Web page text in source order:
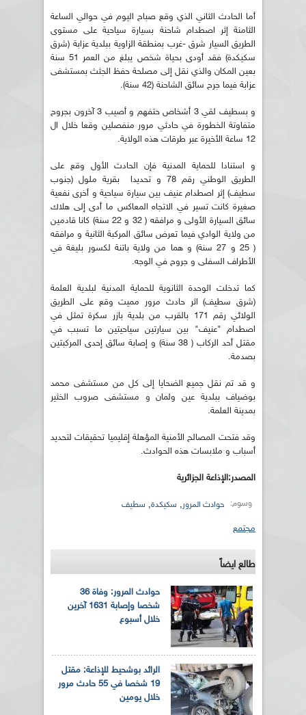
أما الحادث الثاني الذي وقع صباح اليوم في حوالي الساعة
الثامنة إثر اصطدام شاحنة بسيارة سياحية على مستوى
الطريق السيار شرق -غرب بمنطقة الزاوية ببلدية عزابة (شرق
سكيكدة) فقد أودى بحياة شخص يبلغ من العمر 51 سنة
بعين المكان والذي نقل إلى مصلحة حفظ الجثث بمستشفى
عزابة فيما جرح سائق الشاحنة (42 سنة).
و بسطيف لقي 3 أشخاص حتفهم و أصيب 3 آخرون بجروح
متفاوتة الخطورة في حادثي مرور منفصلين وقعا خلال ال
12 ساعة الأخيرة عبر طرقات هذه الولاية.
و استنادا للحماية المدنية فإن الحادث الأول وقع على
الطريق الوطني رقم 78 و تحديدا بقرية ملول (جنوب
سطيف) إثر اصطدام عنيف بين سيارة سياحية و أخرى نفعية
صغيرة كانت تسير في الاتجاه المعاكس ما أدى إلى هلاك
سائق السيارة الأولى و مرافقه ( 32 و 22 سنة) كانا قادمين
من ولاية الوادي فيما تعرض سائق المركبة الثانية و مرافقه
( 25 و 27 سنة) و هما من ولاية باتنة لكسور بليغة في
الأطراف السفلى و جروح في الوجه.
كما تدخلت الوحدة الثانوية للحماية المدنية لبلدية العلمة
(شرق سطيف) اثر حادث مرور مميت وقع على الطريق
الولائي رقم 171 بالقرب من بلدية بازر سكرة تمثل في
اصطدام "عنيف" بين سيارتين سياحيتين ما تسبب في
مقتل أحد الركاب ( 38 سنة) و إصابة سائق إحدى المركبتين
بصدمة.
و قد تم نقل جميع الضحايا إلى كل من مستشفى محمد
بوضياف ببلدية عين ولمان و مستشفى صروب الخثير
بمدينة العلمة.
وقد فتحت المصالح الأمنية المؤهلة إقليميا تحقيقات لتحديد
أسباب و ملابسات هذه الحوادث.
المصدر:الإذاعة الجزائرية
وسوم: حوادث المرور, سكيكدة, سطيف
مجتمع
طالع ايضاً
حوادث المرور: وفاة 36
شخصا وإصابة 1631 آخرين
خلال أسبوع
الرائد بوشحيط للإذاعة: مقتل
19 شخصا في 55 حادث مرور
خلال يومين